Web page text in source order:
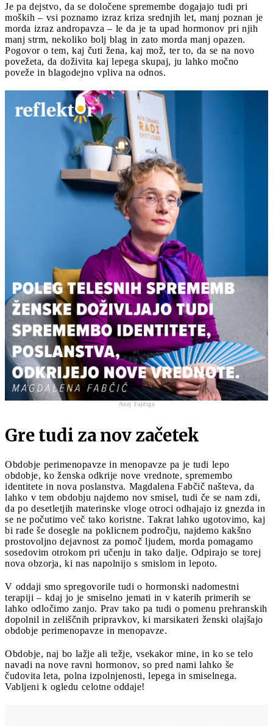
Je pa dejstvo, da se določene spremembe dogajajo tudi pri
moških – vsi poznamo izraz kriza srednjih let, manj poznan je
morda izraz andropavza – le da je ta upad hormonov pri njih
manj strm, nekoliko bolj blag in zato morda manj opazen.
Pogovor o tem, kaj čuti žena, kaj mož, ter to, da se na novo
povežeta, da doživita kaj lepega skupaj, ju lahko močno
poveže in blagodejno vpliva na odnos.
Anej Fajdiga
Gre tudi za nov začetek
Obdobje perimenopavze in menopavze pa je tudi lepo
obdobje, ko ženska odkrije nove vrednote, spremembo
identitete in nova poslanstva. Magdalena Fabčič našteva, da
lahko v tem obdobju najdemo nov smisel, tudi če se nam zdi,
da po desetletjih materinske vloge otroci odhajajo iz gnezda in
se ne počutimo več tako koristne. Takrat lahko ugotovimo, kaj
bi rade še dosegle na poklicnem področju, najdemo kakšno
prostovoljno dejavnost za pomoč ljudem, morda pomagamo
sosedovim otrokom pri učenju in tako dalje. Odpirajo se torej
nova obzorja, ki nas napolnijo s smislom in lepoto.
V oddaji smo spregovorile tudi o hormonski nadomestni
terapiji – kdaj jo je smiselno jemati in v katerih primerih se
lahko odločimo zanjo. Prav tako pa tudi o pomenu prehranskih
dopolnil in zeliščnih pripravkov, ki marsikateri ženski olajšajo
obdobje perimenopavze in menopavze.
Obdobje, naj bo lažje ali težje, vsekakor mine, in ko se telo
navadi na nove ravni hormonov, so pred nami lahko še
čudovita leta, polna izpolnjenosti, lepega in smiselnega.
Vabljeni k ogledu celotne oddaje!